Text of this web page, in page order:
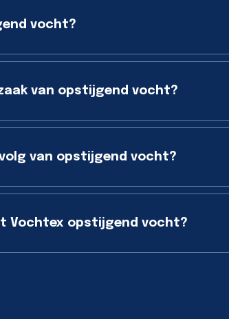
vocht?
van opstijgend vocht?
van opstijgend vocht?
Vochtex opstijgend vocht?